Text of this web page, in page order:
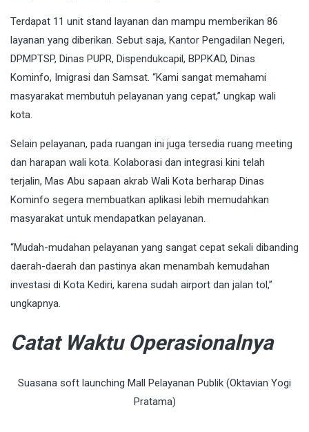
Terdapat 11 unit stand layanan dan mampu memberikan 86
layanan yang diberikan. Sebut saja, Kantor Pengadilan Negeri,
DPMPTSP, Dinas PUPR, Dispendukcapil, BPPKAD, Dinas
Kominfo, Imigrasi dan Samsat. “Kami sangat memahami
masyarakat membutuh pelayanan yang cepat,” ungkap wali
kota.
Selain pelayanan, pada ruangan ini juga tersedia ruang meeting
dan harapan wali kota. Kolaborasi dan integrasi kini telah
terjalin, Mas Abu sapaan akrab Wali Kota berharap Dinas
Kominfo segera membuatkan aplikasi lebih memudahkan
masyarakat untuk mendapatkan pelayanan.
“Mudah-mudahan pelayanan yang sangat cepat sekali dibanding
daerah-daerah dan pastinya akan menambah kemudahan
investasi di Kota Kediri, karena sudah airport dan jalan tol,”
ungkapnya.
Catat Waktu Operasionalnya
Suasana soft launching Mall Pelayanan Publik (Oktavian Yogi
Pratama)